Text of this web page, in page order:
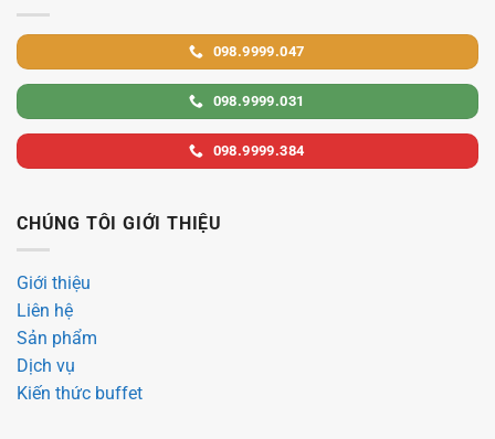
098.9999.047
098.9999.031
098.9999.384
CHÚNG TÔI GIỚI THIỆU
Giới thiệu
Liên hệ
Sản phẩm
Dịch vụ
Kiến thức buffet